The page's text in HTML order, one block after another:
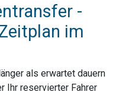
-
im
als erwartet dauern
Ihr reservierter Fahrer